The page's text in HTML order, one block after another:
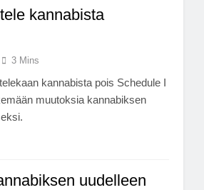
laillistamisesta
kannabista
3 Mins
kannabista pois Schedule I
muutoksia kannabiksen
uudelleen